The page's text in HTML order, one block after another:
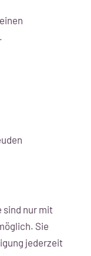
sind nur mit
Sie
jederzeit